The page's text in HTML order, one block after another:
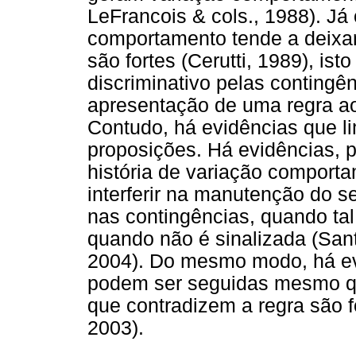
LeFrancois & cols., 1988).
comportamento tende a
são fortes (Cerutti, 1989),
discriminativo pelas
apresentação de uma regra
Contudo, há evidências que
proposições. Há evidências,
história de variação
interferir na manutenção do
nas contingências, quando
quando não é sinalizada
2004). Do mesmo modo, há
podem ser seguidas mesmo
que contradizem a regra são
2003).